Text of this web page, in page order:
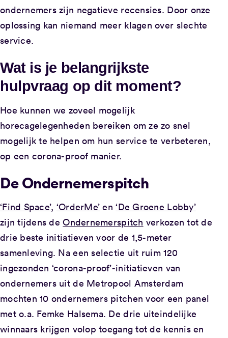
ondernemers zijn negatieve recensies. Door onze
oplossing kan niemand meer klagen over slechte
service.
Wat is je belangrijkste
hulpvraag op dit moment?
Hoe kunnen we zoveel mogelijk
horecagelegenheden bereiken om ze zo snel
mogelijk te helpen om hun service te verbeteren,
op een corona-proof manier.
De Ondernemerspitch
‘Find Space’, ‘OrderMe’ en‘De Groene Lobby’
zijn tijdens deOndernemerspitch verkozen tot de
drie beste initiatieven voor de 1,5-meter
samenleving. Na een selectie uit ruim 120
ingezonden ‘corona-proof’-initiatieven van
ondernemers uit de Metropool Amsterdam
mochten 10 ondernemers pitchen voor een panel
met o.a. Femke Halsema. De drie uiteindelijke
winnaars krijgen volop toegang tot de kennis en